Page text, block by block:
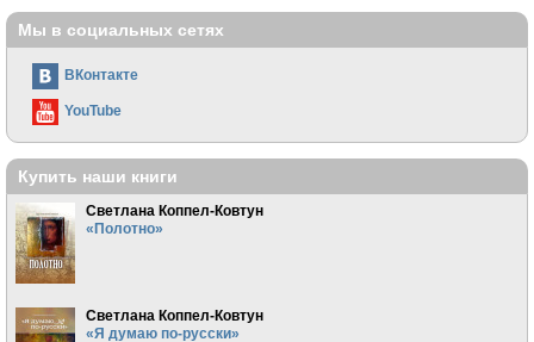
Мы в социальных сетях
ВКонтакте
YouTube
Купить наши книги
Светлана Коппел-Ковтун
«Полотно»
Светлана Коппел-Ковтун
«Я думаю по-русски»